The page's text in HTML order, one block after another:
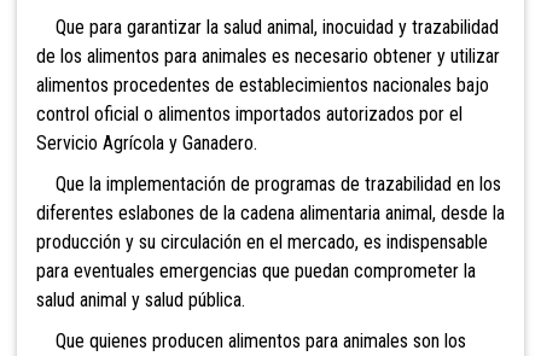
Que para garantizar la salud animal, inocuidad y trazabilidad
de los alimentos para animales es necesario obtener y utilizar
alimentos procedentes de establecimientos nacionales bajo
control oficial o alimentos importados autorizados por el
Servicio Agrícola y Ganadero.
Que la implementación de programas de trazabilidad en los
diferentes eslabones de la cadena alimentaria animal, desde la
producción y su circulación en el mercado, es indispensable
para eventuales emergencias que puedan comprometer la
salud animal y salud pública.
Que quienes producen alimentos para animales son los